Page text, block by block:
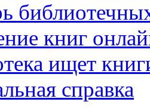
книг
ищет
справка